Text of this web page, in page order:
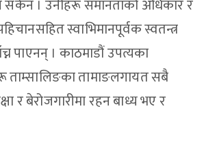
सकेन । उनीहरू समानताको अधिकार र
स्वाभिमानपूर्वक स्वतन्त्र
पाएनन् । काठमाडौं उपत्यका
ताम्सालिङका तामाङलगायत सबै
र बेरोजगारीमा रहन बाध्य भए र